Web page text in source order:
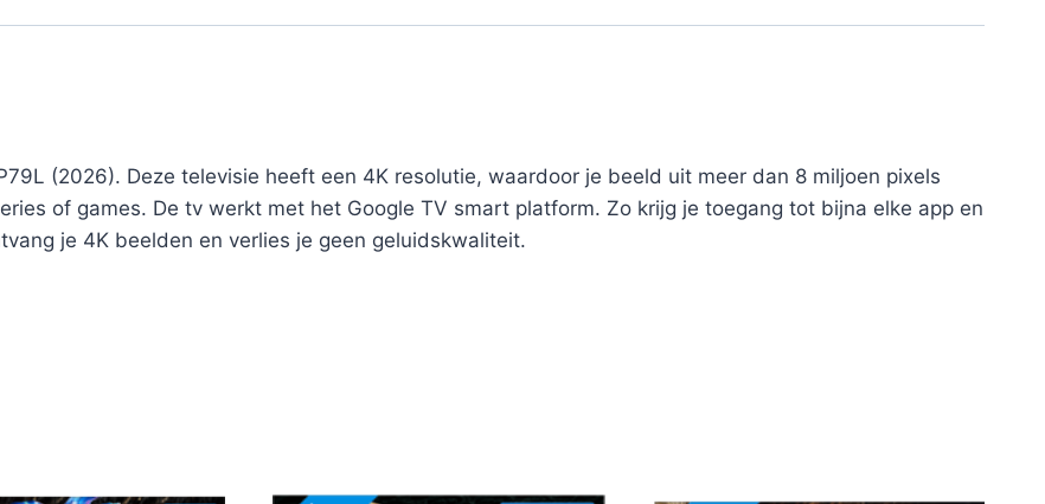
(2026). Deze televisie heeft een 4K resolutie, waardoor je beeld uit meer dan 8 miljoen pixels
of games. De tv werkt met het Google TV smart platform. Zo krijg je toegang tot bijna elke app en
je 4K beelden en verlies je geen geluidskwaliteit.